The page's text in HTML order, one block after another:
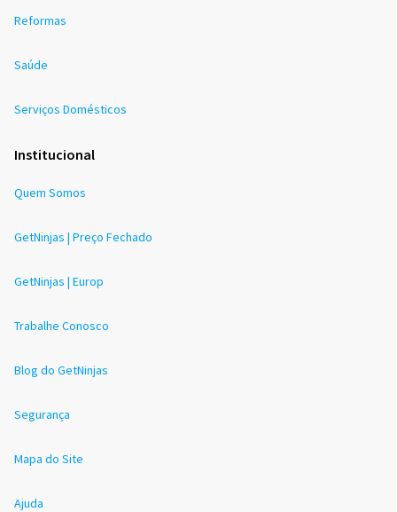
Reformas
Saúde
Serviços Domésticos
Institucional
Quem Somos
GetNinjas | Preço Fechado
GetNinjas | Europ
Trabalhe Conosco
Blog do GetNinjas
Segurança
Mapa do Site
Ajuda